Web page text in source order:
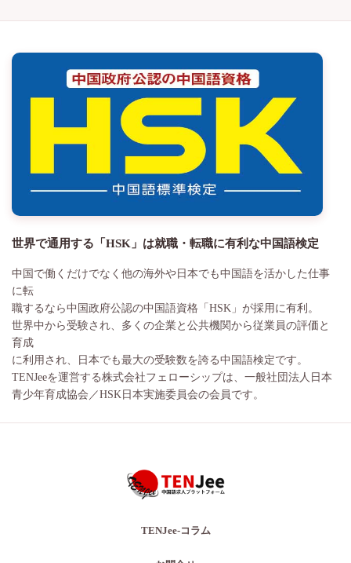
世界で通用する「HSK」は就職・転職に有利な中国語検定
中国で働くだけでなく他の海外や日本でも中国語を活かした仕事
に転
職するなら中国政府公認の中国語資格「HSK」が採用に有利。
世界中から受験され、多くの企業と公共機関から従業員の評価と
育成
に利用され、日本でも最大の受験数を誇る中国語検定です。
TENJeeを運営する株式会社フェローシップは、一般社団法人日本
青少年育成協会／HSK日本実施委員会の会員です。
TENJee-コラム